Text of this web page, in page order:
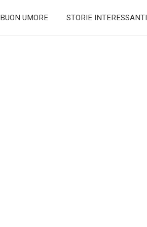
BUON UMORE STORIE INTERESSANTI